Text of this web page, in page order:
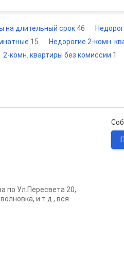
на длительный срок 46
15 Недорогие 2-комн.
2-комн. квартиры без комиссии 1
по Ул.Пересвета 20,
и т д , вся